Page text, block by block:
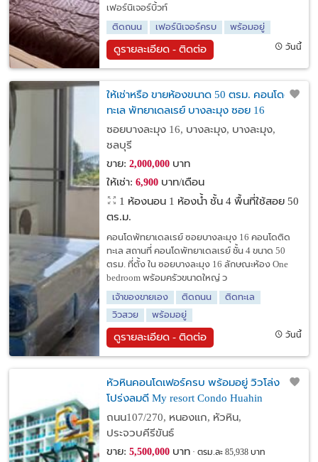
เฟอร์นิเจอร์บิ้วท์
ติดถนน
เฟอร์นิเจอร์ครบ พร้อมอยู่
ดูรายละเอียด - ติดต่อ วันนี้
ให้เช่าหรือ ขายห้องขนาด 50 ตรม. คอนโดติด
ทะเล พัทยาเดลเรย์ บางละมุง ซอย 16
ซอยบางละมุง 16, บางละมุง, บางละมุง,
ชลบุรี
ขาย: 2,000,000บาท
ให้เช่า: 6,900บาท/เดือน
1 ห้องนอน 1 ห้องน้ำ ชั้น 4 พื้นที่ใช้สอย 50
ตร.ม.
คอนโดพัทยาเดลเรย์ ซอยบางละมุง 16 คอนโดติด
ทะเล สถานที่ คอนโดพัทยาเดลเรย์ ชั้น 4 ขนาด 50
ตรม. ที่ตั้ง ใน ซอยบางละมุง 16 ลักษณะห้อง One
bedroom พร้อมครัวขนาดใหญ่ ว
เจ้าของขายเอง
ติดถนน
ติดทะเล
วิวสวย
พร้อมอยู่
ดูรายละเอียด - ติดต่อ วันนี้
หัวหินคอนโดเฟอร์ครบ พร้อมอยู่ วิวโล่ง
โปร่งลมดี My resort Condo Huahin
ถนน107/270, หนองแก, หัวหิน,
ประจวบคีรีขันธ์
ขาย: 5,500,000บาท ตรม.ละ 85,938 บาท